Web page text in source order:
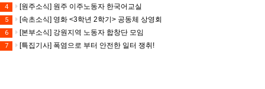
4 [원주소식] 원주 이주노동자 한국어교실
5 [속초소식] 영화 <3학년 2학기> 공동체 상영회
6 [본부소식] 강원지역 노동자 합창단 모임
7 [특집기사] 폭염으로 부터 안전한 일터 쟁취!